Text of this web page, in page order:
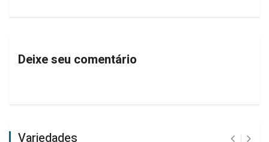
Deixe seu comentário
Variedades